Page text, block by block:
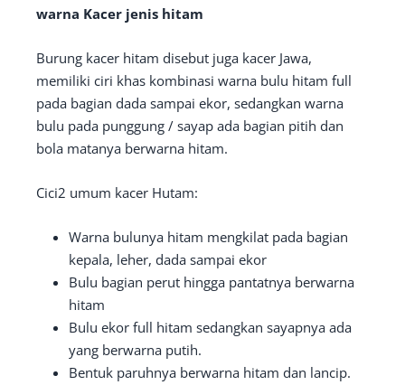
warna Kacer jenis hitam
Burung kacer hitam disebut juga kacer Jawa,
memiliki ciri khas kombinasi warna bulu hitam full
pada bagian dada sampai ekor, sedangkan warna
bulu pada punggung / sayap ada bagian pitih dan
bola matanya berwarna hitam.
Cici2 umum kacer Hutam:
Warna bulunya hitam mengkilat pada bagian
kepala, leher, dada sampai ekor
Bulu bagian perut hingga pantatnya berwarna
hitam
Bulu ekor full hitam sedangkan sayapnya ada
yang berwarna putih.
Bentuk paruhnya berwarna hitam dan lancip.